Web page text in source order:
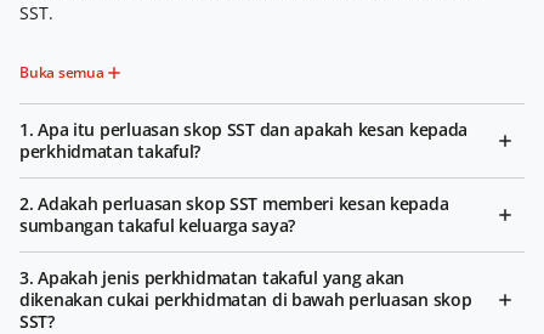
SST.
Buka semua
1. Apa itu perluasan skop SST dan apakah kesan kepada
perkhidmatan takaful?
2. Adakah perluasan skop SST memberi kesan kepada
sumbangan takaful keluarga saya?
3. Apakah jenis perkhidmatan takaful yang akan
dikenakan cukai perkhidmatan di bawah perluasan skop
SST?